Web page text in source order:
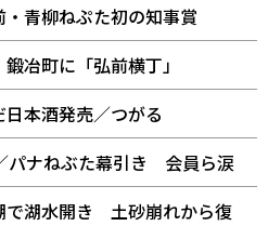
青柳ねぷた初の知事賞
冶町に「弘前横丁」
本酒発売／つがる
ナねぶた幕引き 会員ら涙
で湖水開き 土砂崩れから復